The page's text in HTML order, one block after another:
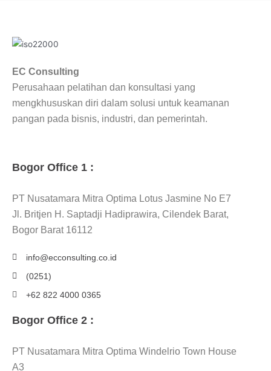
EC Consulting
Perusahaan pelatihan dan konsultasi yang
mengkhususkan diri dalam solusi untuk keamanan
pangan pada bisnis, industri, dan pemerintah.
Bogor Office 1 :
PT Nusatamara Mitra Optima Lotus Jasmine No E7
Jl. Britjen H. Saptadji Hadiprawira, Cilendek Barat,
Bogor Barat 16112
info@ecconsulting.co.id
(0251)
+62 822 4000 0365
Bogor Office 2 :
PT Nusatamara Mitra Optima Windelrio Town House
A3